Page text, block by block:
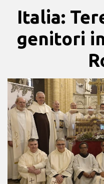
Italia:
genitori